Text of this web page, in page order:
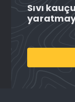
Sıvı